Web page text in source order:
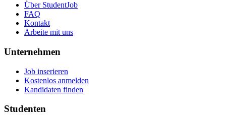
Über StudentJob
FAQ
Kontakt
Arbeite mit uns
Unternehmen
Job inserieren
Kostenlos anmelden
Kandidaten finden
Studenten